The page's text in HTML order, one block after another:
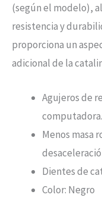
(según el modelo),
resistencia y
proporciona un
adicional de la
Agujeros de
computadora.
Menos masa
Dientes de
Color: Negro